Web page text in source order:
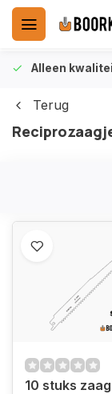
Alleen
Terug
10 stuks